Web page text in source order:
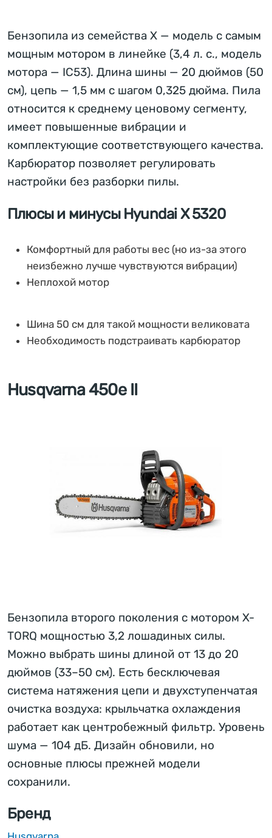
Бензопила из семейства Х — модель с самым
мощным мотором в линейке (3,4 л. с., модель
мотора — IC53). Длина шины — 20 дюймов (50
см), цепь — 1,5 мм с шагом 0,325 дюйма. Пила
относится к среднему ценовому сегменту,
имеет повышенные вибрации и
комплектующие соответствующего качества.
Карбюратор позволяет регулировать
настройки без разборки пилы.
Плюсы и минусы Hyundai X 5320
Комфортный для работы вес (но из-за этого
неизбежно лучше чувствуются вибрации)
Неплохой мотор
Шина 50 см для такой мощности великовата
Необходимость подстраивать карбюратор
Husqvarna 450e II
Бензопила второго поколения с мотором X-
TORQ мощностью 3,2 лошадиных силы.
Можно выбрать шины длиной от 13 до 20
дюймов (33–50 см). Есть бесключевая
система натяжения цепи и двухступенчатая
очистка воздуха: крыльчатка охлаждения
работает как центробежный фильтр. Уровень
шума — 104 дБ. Дизайн обновили, но
основные плюсы прежней модели
сохранили.
Бренд